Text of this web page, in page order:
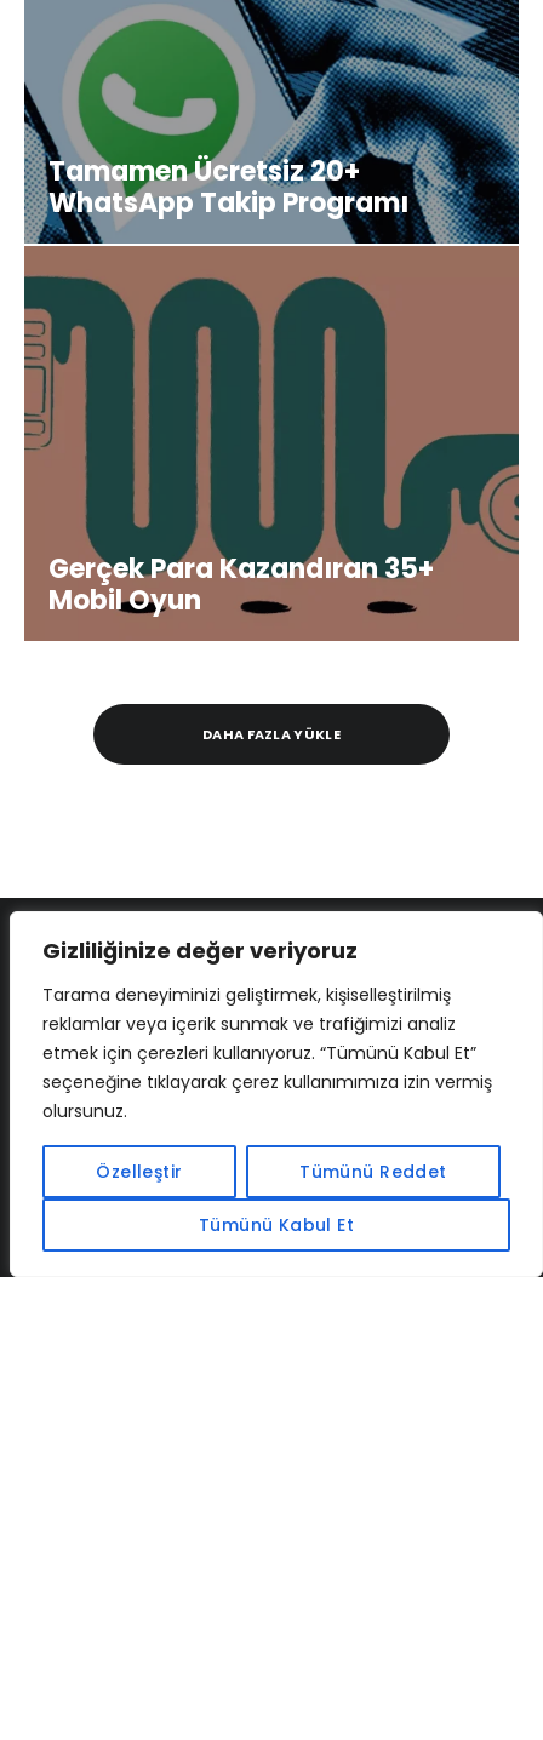
Gizliliğinize değer veriyoruz
Tarama deneyiminizi geliştirmek, kişiselleştirilmiş
reklamlar veya içerik sunmak ve trafiğimizi analiz
etmek için çerezleri kullanıyoruz. “Tümünü Kabul Et”
seçeneğine tıklayarak çerez kullanımımıza izin vermiş
olursunuz.
Özelleştir Tümünü Reddet
Tümünü Kabul Et
Tamamen Ücretsiz 20+
WhatsApp Takip Programı
Gerçek Para Kazandıran 35+
Mobil Oyun
DAHA FAZLA YÜKLE
İLETIŞIM BAF CADSOFTUSA MAXIMUMPCGUIDES